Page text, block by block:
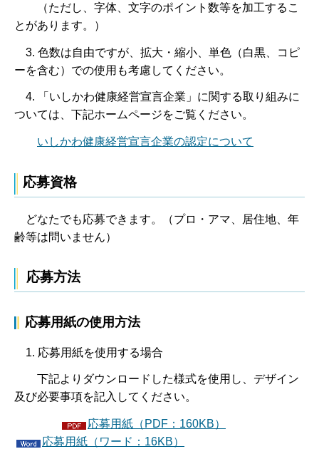
（ただし、字体、文字のポイント数等を加工するこ
とがあります。）
3. 色数は自由ですが、拡大・縮小、単色（白黒、コピ
ーを含む）での使用も考慮してください。
4. 「いしかわ健康経営宣言企業」に関する取り組みに
ついては、下記ホームページをご覧ください。
いしかわ健康経営宣言企業の認定について
応募資格
どなたでも応募できます。（プロ・アマ、居住地、年
齢等は問いません）
応募方法
応募用紙の使用方法
1. 応募用紙を使用する場合
下記よりダウンロードした様式を使用し、デザイン
及び必要事項を記入してください。
応募用紙（PDF：160KB）
応募用紙（ワード：16KB）